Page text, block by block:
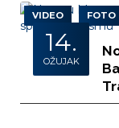
VIDEO FOTO
14.
OŽUJAK